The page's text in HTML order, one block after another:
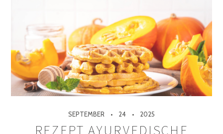
SEPTEMBER 24 2025
REZEPT AYURVEDISCHE